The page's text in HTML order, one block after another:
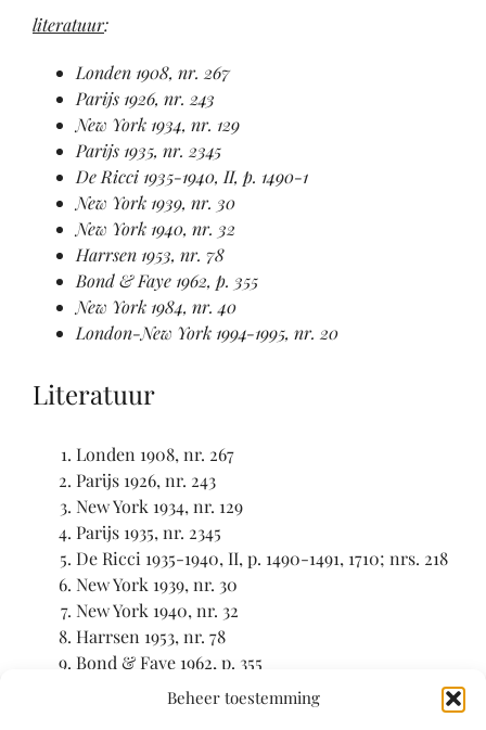
Beheer toestemming
literatuur:
Londen 1908, nr. 267
Parijs 1926, nr. 243
New York 1934, nr. 129
Parijs 1935, nr. 2345
De Ricci 1935-1940, II, p. 1490-1
New York 1939, nr. 30
New York 1940, nr. 32
Harrsen 1953, nr. 78
Bond & Faye 1962, p. 355
New York 1984, nr. 40
London-New York 1994-1995, nr. 20
Literatuur
Londen 1908, nr. 267
Parijs 1926, nr. 243
New York 1934, nr. 129
Parijs 1935, nr. 2345
De Ricci 1935-1940, II, p. 1490-1491, 1710; nrs. 218
New York 1939, nr. 30
New York 1940, nr. 32
Harrsen 1953, nr. 78
Bond & Faye 1962, p. 355
New York 1984, nr. 40
London-New York 1994-1995, nr. 20